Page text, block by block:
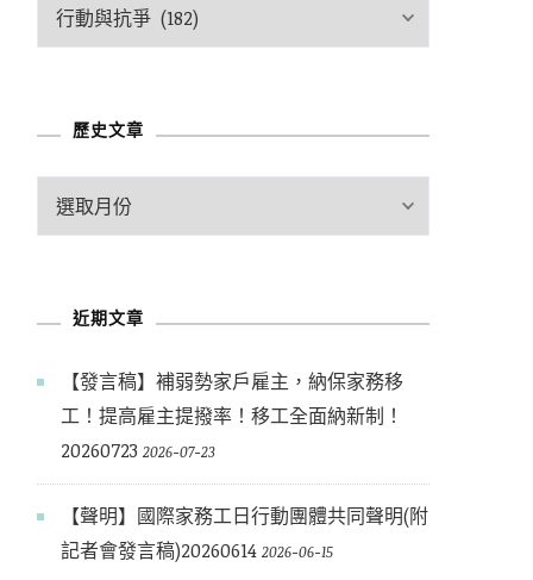
歷史文章
近期文章
【發言稿】補弱勢家戶雇主，納保家務移
工！提高雇主提撥率！移工全面納新制！
20260723 2026-07-23
【聲明】國際家務工日行動團體共同聲明(附
記者會發言稿)20260614 2026-06-15